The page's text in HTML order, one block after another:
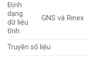
Định
dạng
dữ liệu
tĩnh
GNS và Rinex
Truyền số liệu